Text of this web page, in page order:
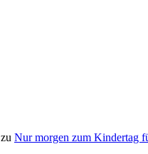
zu Nur morgen zum Kindertag